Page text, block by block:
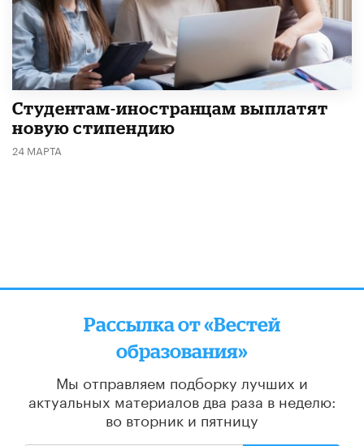
Студентам-иностранцам выплатят
новую стипендию
24 МАРТА
Рассылка от «Вестей
образования»
Мы отправляем подборку лучших и
актуальных материалов два раза в неделю:
во вторник и пятницу